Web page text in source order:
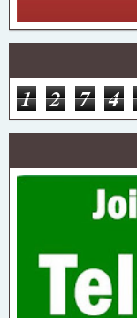
1 2 7 4